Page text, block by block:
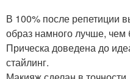
В 100% после репетиции
образ намного лучше, чем
Прическа доведена до
стайлинг.